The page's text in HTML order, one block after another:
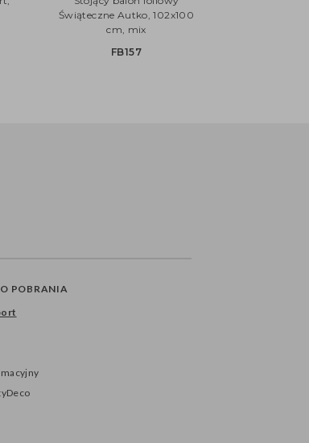
Świąteczne Autko, 102x100
cm, mix
FB157
POBRANIA